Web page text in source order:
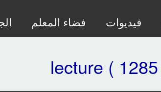
فيديوات فضاء المعلم
lecture (